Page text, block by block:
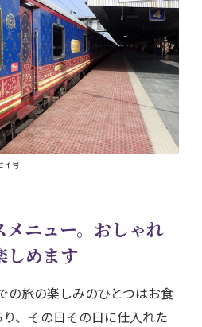
イ号
メニュー。おしゃれ
しめます
の旅の楽しみのひとつはお食
、その日その日に仕入れた